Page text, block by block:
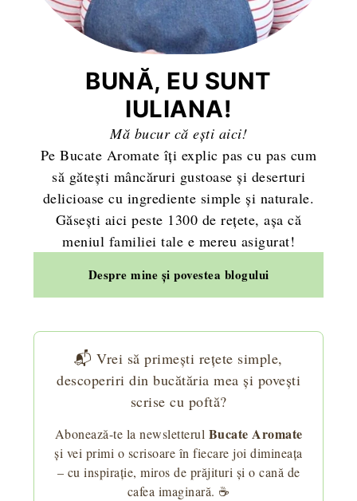
BUNĂ, EU SUNT
IULIANA!
Mă bucur că ești aici!
Pe Bucate Aromate îți explic pas cu pas cum
să gătești mâncăruri gustoase și deserturi
delicioase cu ingrediente simple și naturale.
Găsești aici peste 1300 de rețete, așa că
meniul familiei tale e mereu asigurat!
Despre mine și povestea blogului
📬 Vrei să primești rețete simple,
descoperiri din bucătăria mea și povești
scrise cu poftă?
Abonează-te la newsletterul Bucate Aromate
și vei primi o scrisoare în fiecare joi dimineața
– cu inspirație, miros de prăjituri și o cană de
cafea imaginară. ☕